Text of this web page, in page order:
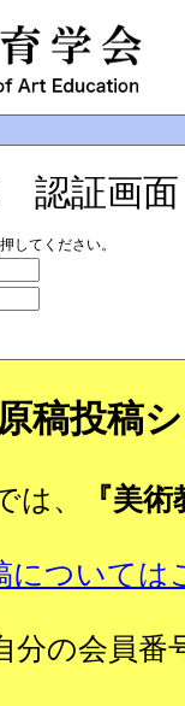
認証画面
してください。
稿投稿
は、 『美
については
分の会員